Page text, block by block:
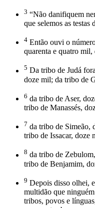
3 “Não danifiquem
que selemos as testas
4 Então ouvi o
quarenta e quatro mil,
5 Da tribo de Judá
doze mil; da tribo de
6 da tribo de Aser,
tribo de Manassés,
7 da tribo de Simeão,
tribo de Issacar, doze
8 da tribo de
tribo de Benjamim,
9 Depois disso olhei,
multidão que
tribos, povos e